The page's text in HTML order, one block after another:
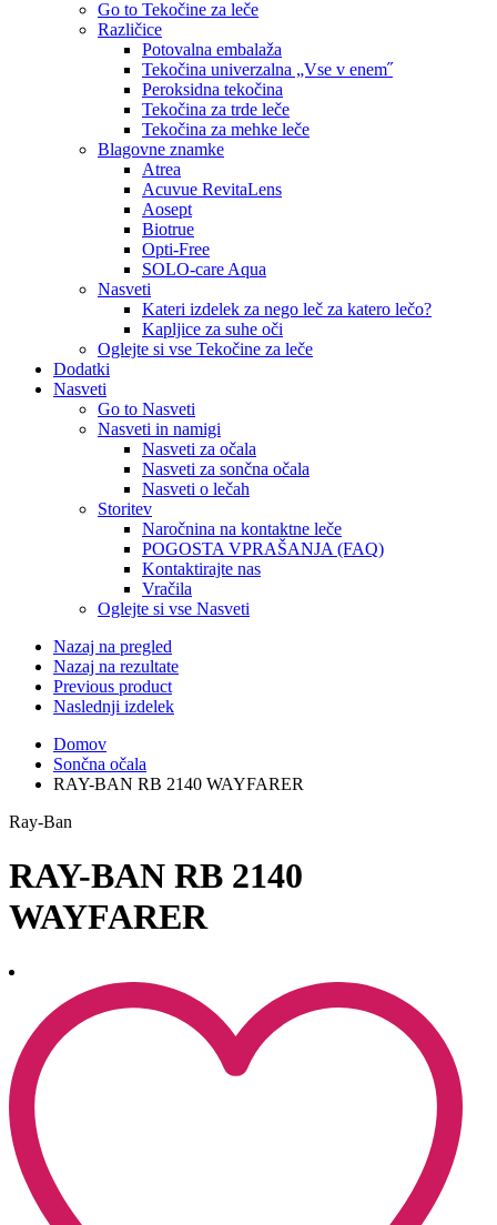
Go to Tekočine za leče
Različice
Potovalna embalaža
Tekočina univerzalna „Vse v enem˝
Peroksidna tekočina
Tekočina za trde leče
Tekočina za mehke leče
Blagovne znamke
Atrea
Acuvue RevitaLens
Aosept
Biotrue
Opti-Free
SOLO-care Aqua
Nasveti
Kateri izdelek za nego leč za katero lečo?
Kapljice za suhe oči
Oglejte si vse Tekočine za leče
Dodatki
Nasveti
Go to Nasveti
Nasveti in namigi
Nasveti za očala
Nasveti za sončna očala
Nasveti o lečah
Storitev
Naročnina na kontaktne leče
POGOSTA VPRAŠANJA (FAQ)
Kontaktirajte nas
Vračila
Oglejte si vse Nasveti
Nazaj na pregled
Nazaj na rezultate
Previous product
Naslednji izdelek
Domov
Sončna očala
RAY-BAN RB 2140 WAYFARER
Ray-Ban
RAY-BAN RB 2140
WAYFARER